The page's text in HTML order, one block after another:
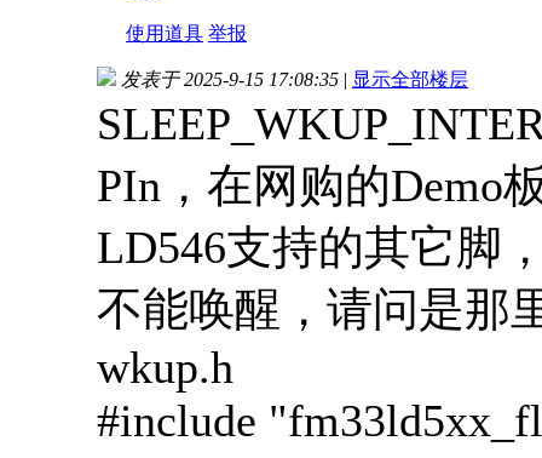
使用道具 举报
发表于 2025-9-15 17:08:35 | 显示全部楼层
PIn，在网购的Demo
LD546支持的其它脚
不能唤醒，请问是那
wkup.h
#include